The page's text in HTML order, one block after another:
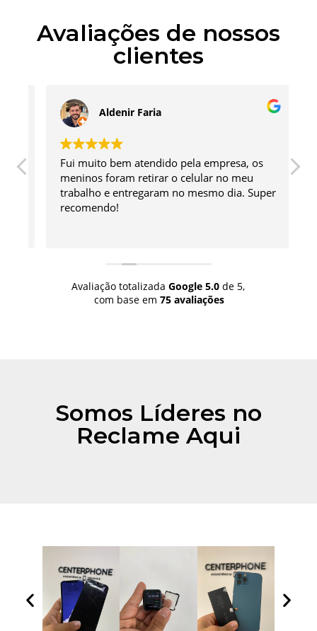
Avaliações de nossos
clientes
Aldenir Faria
Fui muito bem atendido pela empresa, os
meninos foram retirar o celular no meu
trabalho e entregaram no mesmo dia. Super
recomendo!
Avaliação totalizada Google 5.0de 5,
com base em 75 avaliações
Somos Líderes no
Reclame Aqui